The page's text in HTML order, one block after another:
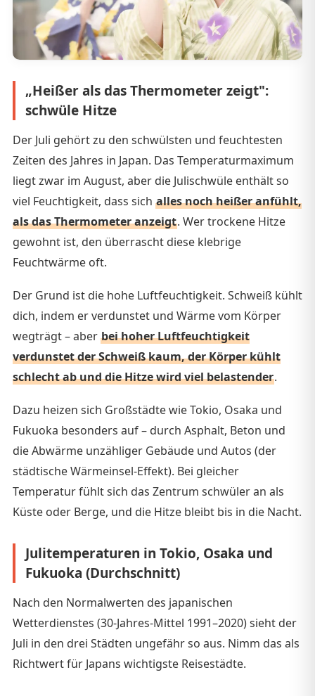
„Heißer als das Thermometer zeigt":
schwüle Hitze
Der Juli gehört zu den schwülsten und feuchtesten
Zeiten des Jahres in Japan. Das Temperaturmaximum
liegt zwar im August, aber die Julischwüle enthält so
viel Feuchtigkeit, dass sich alles noch heißer anfühlt,
als das Thermometer anzeigt. Wer trockene Hitze
gewohnt ist, den überrascht diese klebrige
Feuchtwärme oft.
Der Grund ist die hohe Luftfeuchtigkeit. Schweiß kühlt
dich, indem er verdunstet und Wärme vom Körper
wegträgt – aber bei hoher Luftfeuchtigkeit
verdunstet der Schweiß kaum, der Körper kühlt
schlecht ab und die Hitze wird viel belastender.
Dazu heizen sich Großstädte wie Tokio, Osaka und
Fukuoka besonders auf – durch Asphalt, Beton und
die Abwärme unzähliger Gebäude und Autos (der
städtische Wärmeinsel-Effekt). Bei gleicher
Temperatur fühlt sich das Zentrum schwüler an als
Küste oder Berge, und die Hitze bleibt bis in die Nacht.
Julitemperaturen in Tokio, Osaka und
Fukuoka (Durchschnitt)
Nach den Normalwerten des japanischen
Wetterdienstes (30-Jahres-Mittel 1991–2020) sieht der
Juli in den drei Städten ungefähr so aus. Nimm das als
Richtwert für Japans wichtigste Reisestädte.